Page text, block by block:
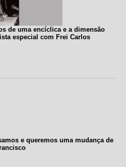
de uma encíclica e a dimensão
especial com Frei Carlos
e queremos uma mudança de